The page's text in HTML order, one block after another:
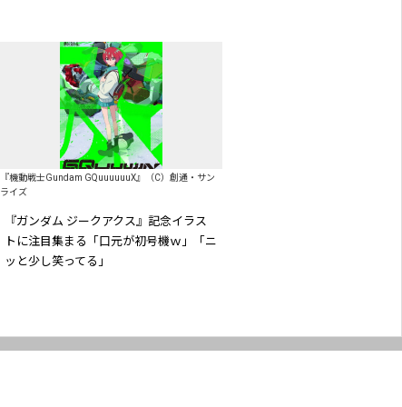
『機動戦士Gundam GQuuuuuuX』（C）創通・サン
ライズ
『ガンダム ジークアクス』記念イラス
トに注目集まる「口元が初号機ｗ」「ニ
ッと少し笑ってる」